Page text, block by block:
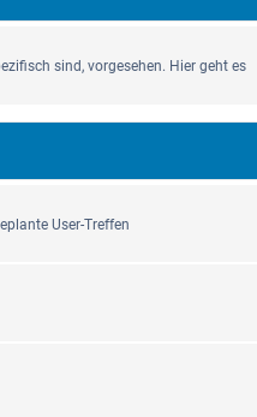
sind, vorgesehen. Hier geht es
User-Treffen